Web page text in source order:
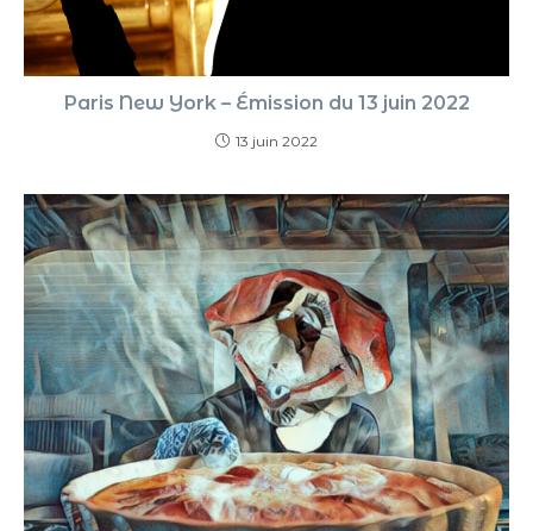
Paris New York – Émission du 13 juin 2022
13 juin 2022